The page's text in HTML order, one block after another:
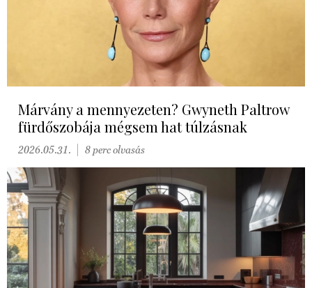
Márvány a mennyezeten? Gwyneth Paltrow
fürdőszobája mégsem hat túlzásnak
2026.05.31. 8 perc olvasás